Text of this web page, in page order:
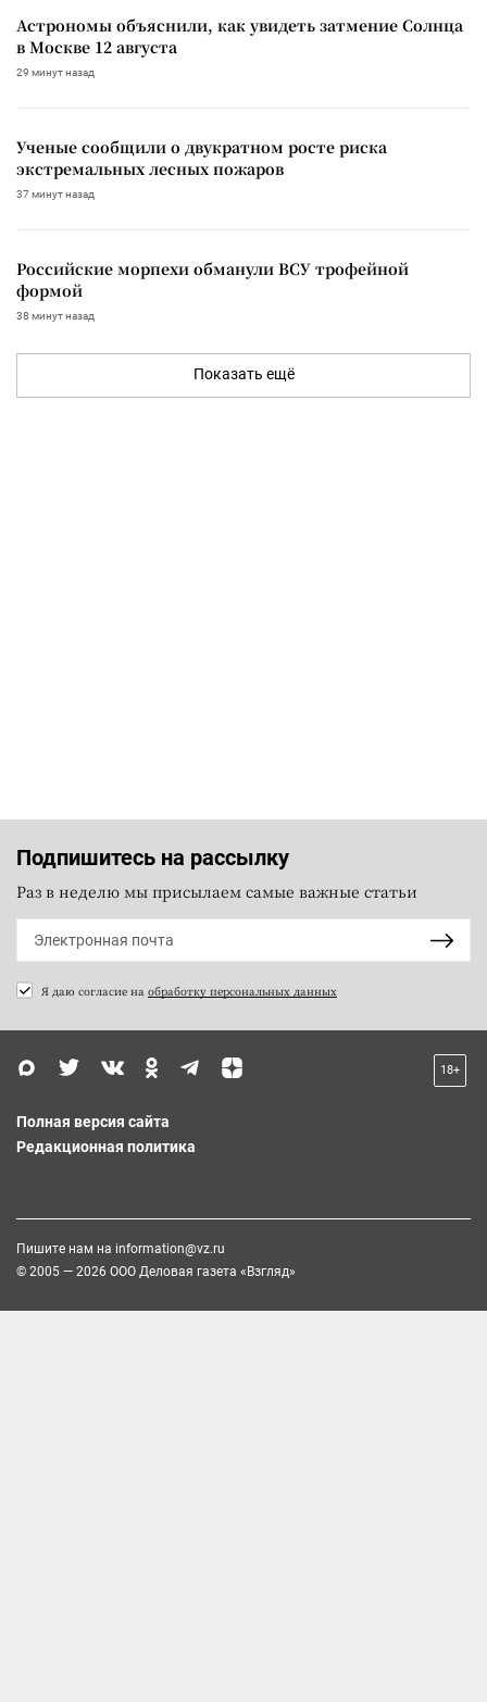
Астрономы объяснили, как увидеть затмение Солнца
в Москве 12 августа
29 минут назад
Ученые сообщили о двукратном росте риска
экстремальных лесных пожаров
37 минут назад
Российские морпехи обманули ВСУ трофейной
формой
38 минут назад
Показать ещё
Подпишитесь на рассылку
Раз в неделю мы присылаем самые важные статьи
Я даю согласие на обработку персональных данных
18+
Полная версия сайта
Редакционная политика
Пишите нам на information@vz.ru
© 2005 — 2026 ООО Деловая газета «Взгляд»